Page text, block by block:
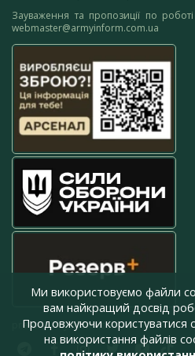
Зауваження та пропозиції по
webmaster@armyinform.com.ua
press@armyinform.com.ua
Ми використовуємо файли
вам найкращий досвід
Продовжуючи користуватися
на використання файлів